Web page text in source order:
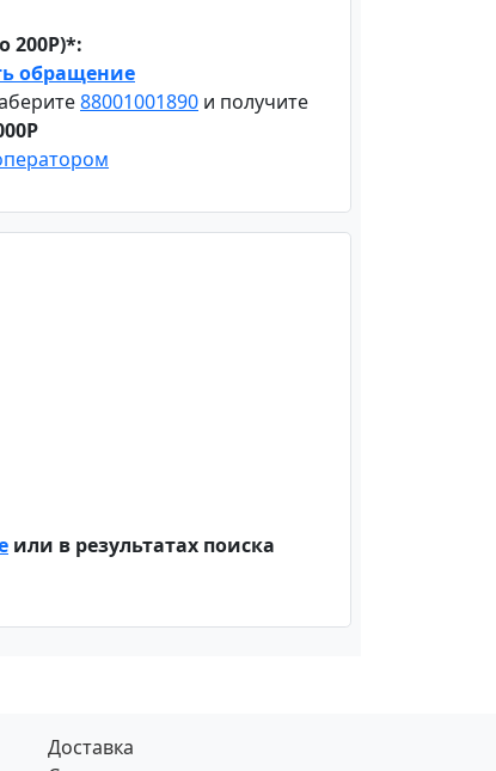
200Р)*:
обращение
88001001890 и получите
или в результатах поиска
Доставка